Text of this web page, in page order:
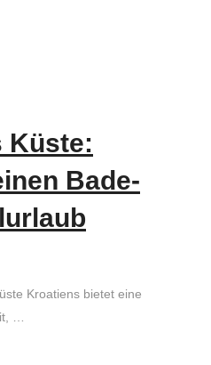
Küste:
Bade-
Kroatiens bietet eine
…